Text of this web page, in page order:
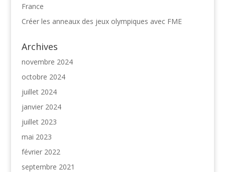
France
Créer les anneaux des jeux olympiques avec FME
Archives
novembre 2024
octobre 2024
juillet 2024
janvier 2024
juillet 2023
mai 2023
février 2022
septembre 2021